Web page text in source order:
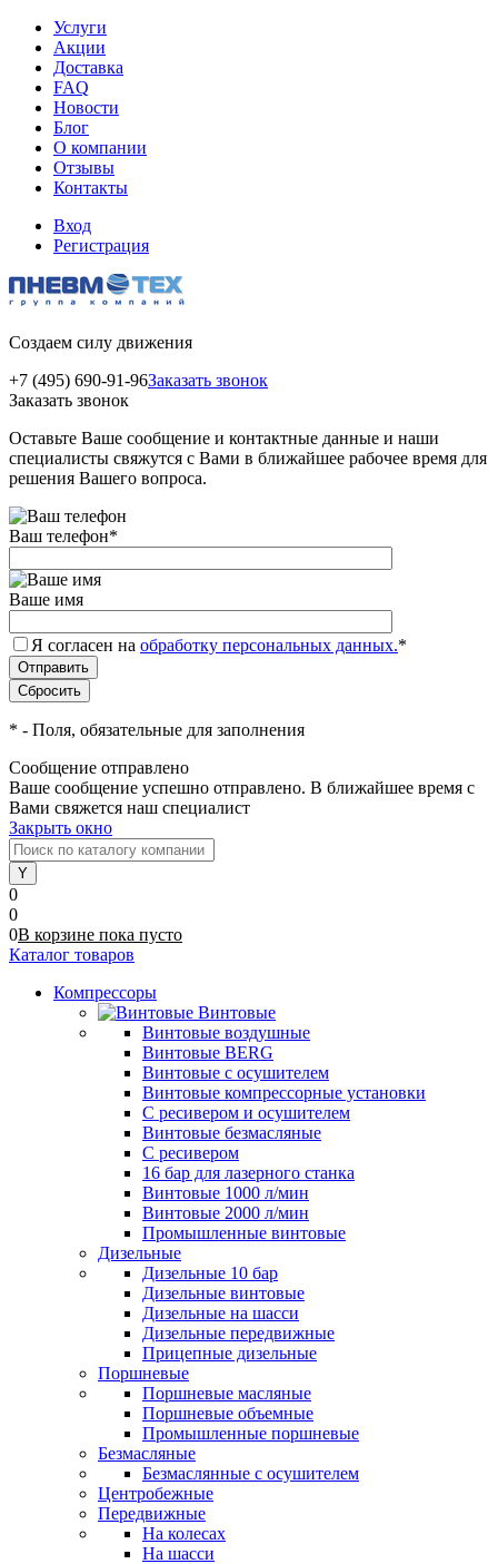
Услуги
Акции
Доставка
FAQ
Новости
Блог
О компании
Отзывы
Контакты
Вход
Регистрация
Создаем силу движения
+7 (495) 690-91-96Заказать звонок
Заказать звонок
Оставьте Ваше сообщение и контактные данные и наши
специалисты свяжутся с Вами в ближайшее рабочее время для
решения Вашего вопроса.
Ваш телефон*
Ваше имя
Я согласен на обработку персональных данных.*
* - Поля, обязательные для заполнения
Сообщение отправлено
Ваше сообщение успешно отправлено. В ближайшее время с
Вами свяжется наш специалист
Закрыть окно
0
0
0В корзине пока пусто
Каталог товаров
Компрессоры
Винтовые
Винтовые воздушные
Винтовые BERG
Винтовые с осушителем
Винтовые компрессорные установки
C ресивером и осушителем
Винтовые безмасляные
C ресивером
16 бар для лазерного станка
Винтовые 1000 л/мин
Винтовые 2000 л/мин
Промышленные винтовые
Дизельные
Дизельные 10 бар
Дизельные винтовые
Дизельные на шасси
Дизельные передвижные
Прицепные дизельные
Поршневые
Поршневые масляные
Поршневые объемные
Промышленные поршневые
Безмасляные
Безмаслянные с осушителем
Центробежные
Передвижные
На колесах
На шасси